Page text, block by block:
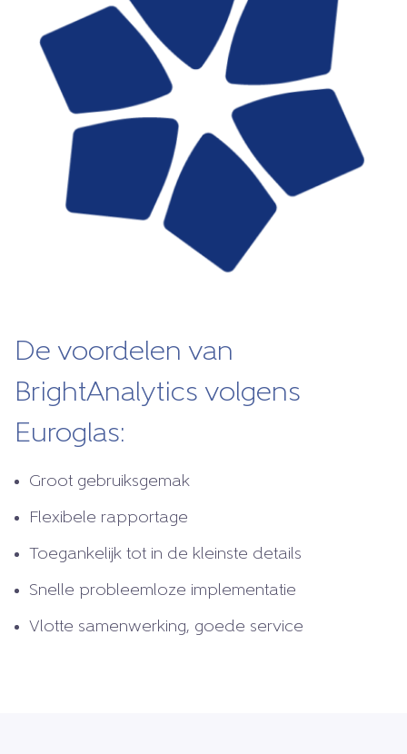
De voordelen van
BrightAnalytics volgens
Euroglas:
Groot gebruiksgemak
Flexibele rapportage
Toegankelijk tot in de kleinste details
Snelle probleemloze implementatie
Vlotte samenwerking, goede service